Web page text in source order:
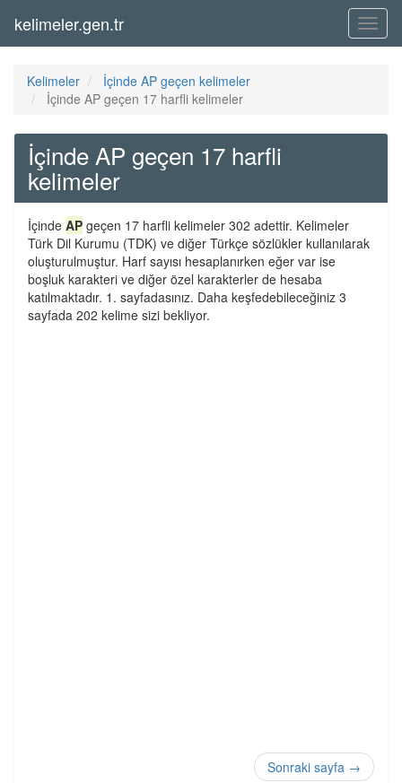
Menü
kelimeler.gen.tr
Kelimeler
İçinde AP geçen kelimeler
İçinde AP geçen 17 harfli kelimeler
İçinde AP geçen 17 harfli
kelimeler
İçinde AP geçen 17 harfli kelimeler 302 adettir. Kelimeler
Türk Dil Kurumu (TDK) ve diğer Türkçe sözlükler kullanılarak
oluşturulmuştur. Harf sayısı hesaplanırken eğer var ise
boşluk karakteri ve diğer özel karakterler de hesaba
katılmaktadır. 1. sayfadasınız. Daha keşfedebileceğiniz 3
sayfada 202 kelime sizi bekliyor.
Sonraki sayfa →